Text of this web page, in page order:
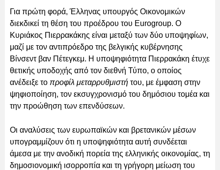
Για πρώτη φορά, Έλληνας υπουργός Οικονομικών
διεκδικεί τη θέση του προέδρου του Eurogroup. Ο
Κυριάκος Πιερρακάκης είναι μεταξύ των δύο υποψηφίων,
μαζί με τον αντιπρόεδρο της βελγικής κυβέρνησης
Βίνσεντ βαν Πέτεγκεμ. Η υποψηφιότητα Πιερρακάκη έτυχε
θετικής υποδοχής από τον διεθνή Τύπο, ο οποίος
ανέδειξε το προφίλ μεταρρυθμιστή του, με έμφαση στην
ψηφιοποίηση, τον εκσυγχρονισμό του δημόσιου τομέα και
την προώθηση των επενδύσεων.
Οι αναλύσεις των ευρωπαϊκών και βρετανικών μέσων
υπογραμμίζουν ότι η υποψηφιότητα αυτή συνδέεται
άμεσα με την ανοδική πορεία της ελληνικής οικονομίας, τη
δημοσιονομική ισορροπία και τη γρήγορη μείωση του